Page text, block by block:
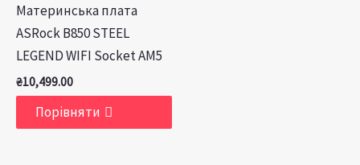
Материнська плата
ASRock B850 STEEL
LEGEND WIFI Socket AM5
₴10,499.00
Порівняти